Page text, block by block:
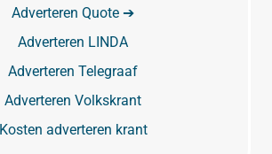
Adverteren Quote ➔
Adverteren LINDA
Adverteren Telegraaf
Adverteren Volkskrant
Kosten adverteren krant